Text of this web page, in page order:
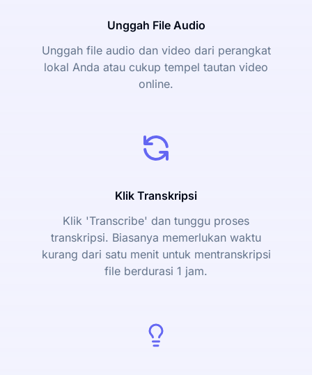
Unggah File Audio
Unggah file audio dan video dari perangkat
lokal Anda atau cukup tempel tautan video
online.
Klik Transkripsi
Klik 'Transcribe' dan tunggu proses
transkripsi. Biasanya memerlukan waktu
kurang dari satu menit untuk mentranskripsi
file berdurasi 1 jam.